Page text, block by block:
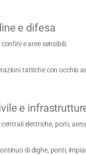
e difesa
e aree sensibili.
tattiche con occhio
e
elettriche, porti,
di dighe, ponti,